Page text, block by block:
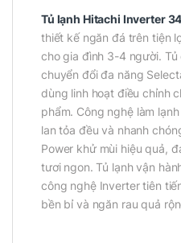
Tủ lạnh Hitachi Inverter
thiết kế ngăn đá trên tiện
cho gia đình 3-4 người.
chuyển đổi đa năng
dùng linh hoạt điều chỉnh
phẩm. Công nghệ làm
lan tỏa đều và nhanh
Power khử mùi hiệu quả,
tươi ngon. Tủ lạnh vận
công nghệ Inverter tiên
bền bỉ và ngăn rau quả